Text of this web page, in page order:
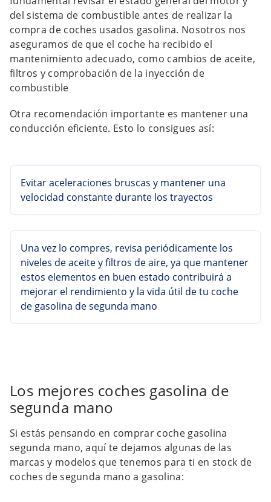
del sistema de combustible antes de realizar la
compra de coches usados gasolina. Nosotros nos
aseguramos de que el coche ha recibido el
mantenimiento adecuado, como cambios de aceite,
filtros y comprobación de la inyección de
combustible
Otra recomendación importante es mantener una
conducción eficiente. Esto lo consigues así:
Evitar aceleraciones bruscas y mantener una
velocidad constante durante los trayectos
Una vez lo compres, revisa periódicamente los
niveles de aceite y filtros de aire, ya que mantener
estos elementos en buen estado contribuirá a
mejorar el rendimiento y la vida útil de tu coche
de gasolina de segunda mano
Los mejores coches gasolina de
segunda mano
Si estás pensando en comprar coche gasolina
segunda mano, aquí te dejamos algunas de las
marcas y modelos que tenemos para ti en stock de
coches de segunda mano a gasolina: